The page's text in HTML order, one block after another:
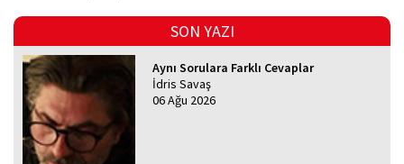
SON YAZI
Aynı Sorulara Farklı Cevaplar
İdris Savaş
06 Ağu 2026